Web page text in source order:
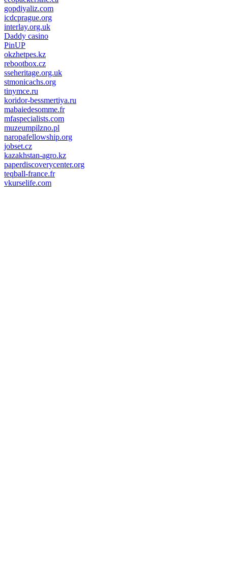
gopdiyaliz.com
icdcprague.org
interlay.org.uk
Daddy casino
PinUP
okzhetpes.kz
rebootbox.cz
sseheritage.org.uk
stmonicachs.org
tinymce.ru
koridor-bessmertiya.ru
mabaiedesomme.fr
mfaspecialists.com
muzeumpilzno.pl
naropafellowship.org
jobset.cz
kazakhstan-agro.kz
paperdiscoverycenter.org
teqball-france.fr
vkurselife.com